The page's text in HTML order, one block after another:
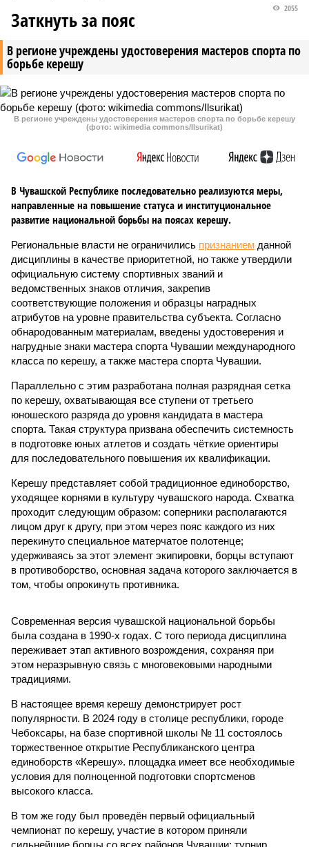
В регионе учреждены удостоверения мастеров спорта по
борьбе керешу
2055
Заткнуть за пояс
В регионе учреждены удостоверения мастеров спорта по борьбе керешу
(фото: wikimedia commons/Ilsurikat)
В Чувашской Республике последовательно реализуются меры,
направленные на повышение статуса и институциональное
развитие национальной борьбы на поясах керешу.
Региональные власти не ограничились признанием данной
дисциплины в качестве приоритетной, но также утвердили
официальную систему спортивных званий и
ведомственных знаков отличия, закрепив
соответствующие положения и образцы наградных
атрибутов на уровне правительства субъекта. Согласно
обнародованным материалам, введены удостоверения и
нагрудные знаки мастера спорта Чувашии международного
класса по керешу, а также мастера спорта Чувашии.
Параллельно с этим разработана полная разрядная сетка
по керешу, охватывающая все ступени от третьего
юношеского разряда до уровня кандидата в мастера
спорта. Такая структура призвана обеспечить системность
в подготовке юных атлетов и создать чёткие ориентиры
для последовательного повышения их квалификации.
Керешу представляет собой традиционное единоборство,
уходящее корнями в культуру чувашского народа. Схватка
проходит следующим образом: соперники располагаются
лицом друг к другу, при этом через пояс каждого из них
перекинуто специальное матерчатое полотенце;
удерживаясь за этот элемент экипировки, борцы вступают
в противоборство, основная задача которого заключается в
том, чтобы опрокинуть противника.
Современная версия чувашской национальной борьбы
была создана в 1990-х годах. С того периода дисциплина
переживает этап активного возрождения, сохраняя при
этом неразрывную связь с многовековыми народными
традициями.
В настоящее время керешу демонстрирует рост
популярности. В 2024 году в столице республики, городе
Чебоксары, на базе спортивной школы № 11 состоялось
торжественное открытие Республиканского центра
единоборств «Керешу». площадка имеет все необходимые
условия для полноценной подготовки спортсменов
высокого класса.
В том же году был проведён первый официальный
чемпионат по керешу, участие в котором приняли
сильнейшие борцы со всех районов Чувашии; турнир